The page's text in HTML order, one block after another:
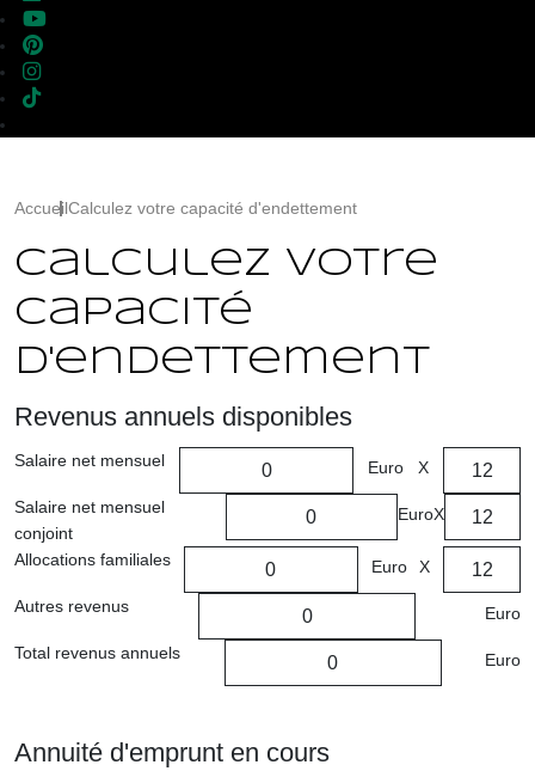
AccueilCalculez votre capacité d'endettement
Calculez votre
capacité
d'endettement
Revenus annuels disponibles
Salaire net mensuel Euro X
Salaire net mensuel
conjoint
EuroX
Allocations familiales Euro X
Autres revenus Euro
Total revenus annuels Euro
Annuité d'emprunt en cours